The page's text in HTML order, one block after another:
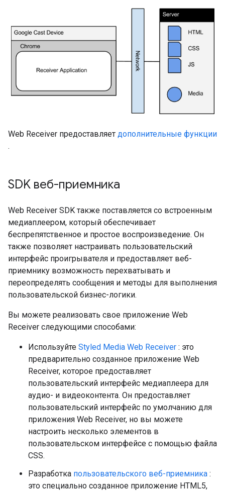
Web Receiver предоставляет дополнительные функции
.
SDK веб-приемника
Web Receiver SDK также поставляется со встроенным
медиаплеером, который обеспечивает
беспрепятственное и простое воспроизведение. Он
также позволяет настраивать пользовательский
интерфейс проигрывателя и предоставляет веб-
приемнику возможность перехватывать и
переопределять сообщения и методы для выполнения
пользовательской бизнес-логики.
Вы можете реализовать свое приложение Web
Receiver следующими способами:
Используйте Styled Media Web Receiver : это
предварительно созданное приложение Web
Receiver, которое предоставляет
пользовательский интерфейс медиаплеера для
аудио- и видеоконтента. Он предоставляет
пользовательский интерфейс по умолчанию для
приложения Web Receiver, но вы можете
настроить несколько элементов в
пользовательском интерфейсе с помощью файла
CSS.
Разработка пользовательского веб-приемника :
это специально созданное приложение HTML5,